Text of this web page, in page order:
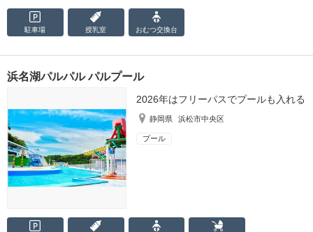
駐車場 授乳室 おむつ交換台
浜名湖パルパル パルプール
2026年はフリーパスでプールも入れる
静岡県 浜松市中央区
プール